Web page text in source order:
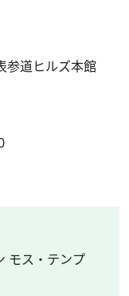
道ヒルズ本館
モス・テンプ